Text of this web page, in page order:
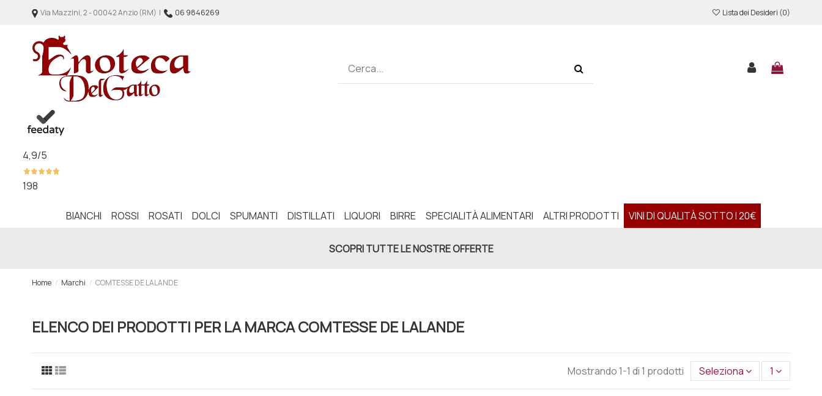
Via Mazzini, 2 - 00042 Anzio (RM) | 06 9846269 Lista dei Desideri (0)
4,9/5
198
BIANCHI ROSSI ROSATI DOLCI SPUMANTI DISTILLATI LIQUORI BIRRE SPECIALITÀ ALIMENTARI ALTRI PRODOTTI VINI DI QUALITÀ SOTTO I 20€
SCOPRI TUTTE LE NOSTRE OFFERTE
Home Marchi COMTESSE DE LALANDE
ELENCO DEI PRODOTTI PER LA MARCA COMTESSE DE LALANDE
Mostrando 1-1 di 1 prodotti Seleziona 1